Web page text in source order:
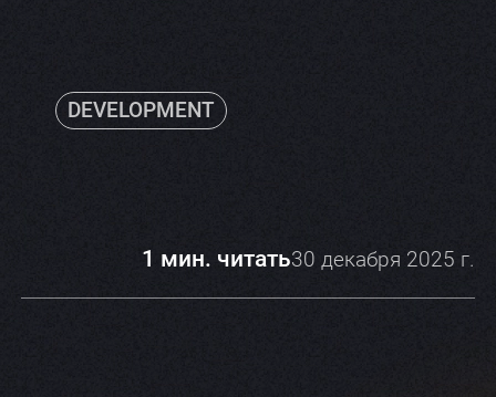
DEVELOPMENT
1 мин. читать30 декабря 2025 г.